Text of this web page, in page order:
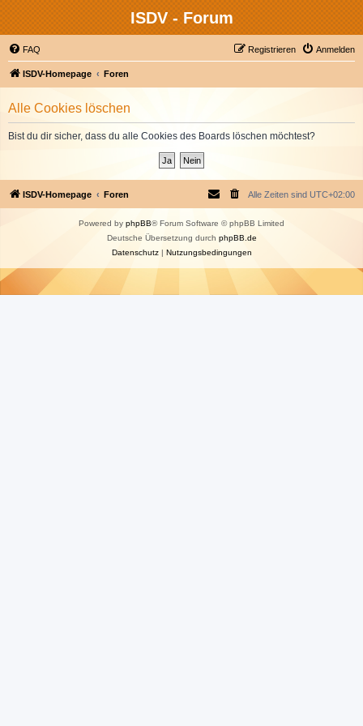
ISDV - Forum
FAQ Anmelden
Registrieren
ISDV-Homepage Foren
Alle Cookies löschen
Bist du dir sicher, dass du alle Cookies des Boards löschen möchtest?
ISDV-Homepage Foren Alle Zeiten sind UTC+02:00
Powered by phpBB® Forum Software © phpBB Limited
Deutsche Übersetzung durch phpBB.de
Datenschutz| Nutzungsbedingungen